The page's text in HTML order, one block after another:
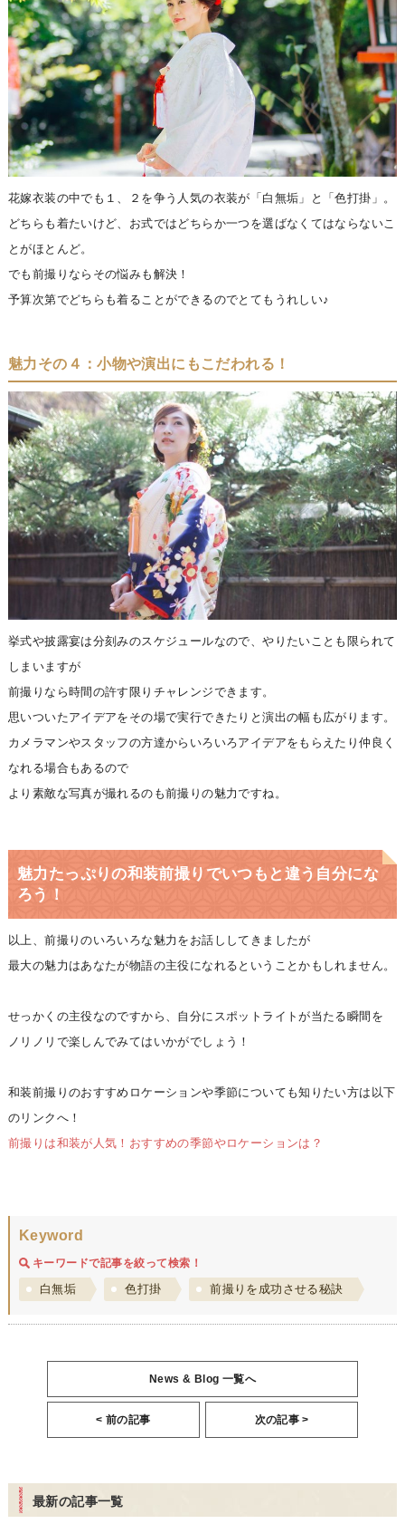
花嫁衣装の中でも１、２を争う人気の衣装が「白無垢」と「色打掛」。
どちらも着たいけど、お式ではどちらか一つを選ばなくてはならないこ
とがほとんど。
でも前撮りならその悩みも解決！
予算次第でどちらも着ることができるのでとてもうれしい♪
魅力その４：小物や演出にもこだわれる！
挙式や披露宴は分刻みのスケジュールなので、やりたいことも限られて
しまいますが
前撮りなら時間の許す限りチャレンジできます。
思いついたアイデアをその場で実行できたりと演出の幅も広がります。
カメラマンやスタッフの方達からいろいろアイデアをもらえたり仲良く
なれる場合もあるので
より素敵な写真が撮れるのも前撮りの魅力ですね。
魅力たっぷりの和装前撮りでいつもと違う自分にな
ろう！
以上、前撮りのいろいろな魅力をお話ししてきましたが
最大の魅力はあなたが物語の主役になれるということかもしれません。
せっかくの主役なのですから、自分にスポットライトが当たる瞬間を
ノリノリで楽しんでみてはいかがでしょう！
和装前撮りのおすすめロケーションや季節についても知りたい方は以下
のリンクへ！
前撮りは和装が人気！おすすめの季節やロケーションは？
Keyword
キーワードで記事を絞って検索！
白無垢 色打掛 前撮りを成功させる秘訣
News & Blog 一覧へ
< 前の記事 次の記事 >
最新の記事一覧